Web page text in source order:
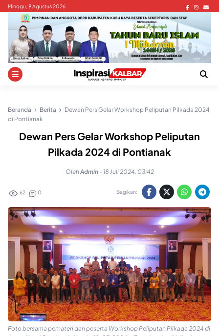
Skip
content
Minggu, 9 Agustus 2026
Beranda Berita
Dewan Pers Gelar Workshop Peliputan Pilkada 2024
di Pontianak
Dewan Pers Gelar Workshop Peliputan
Pilkada 2024 di Pontianak
OlehAdmin - 18 Juli 2024, 03:42
62 0 Bagikan:
Foto bersama pemateri dan peserta Workshop Peliputan Pilkada 2024 di